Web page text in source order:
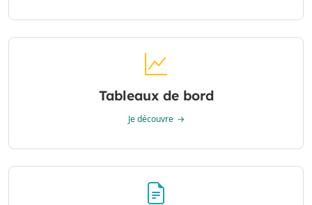
Tableaux de bord
Je découvre